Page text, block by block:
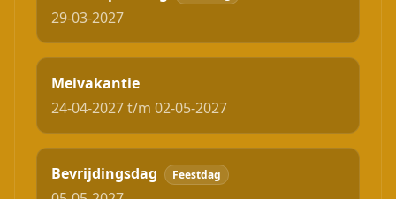
29-03-2027
Meivakantie
24-04-2027 t/m 02-05-2027
Bevrijdingsdag Feestdag